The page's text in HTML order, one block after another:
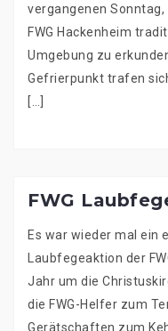
vergangenen
FWG Hackenheim
Umgebung zu
Gefrierpunkt trafen
[…]
FWG
Es war wieder mal ein
Laubfegeaktion der
Jahr um die
die FWG-Helfer zum
Gerätschaften zum